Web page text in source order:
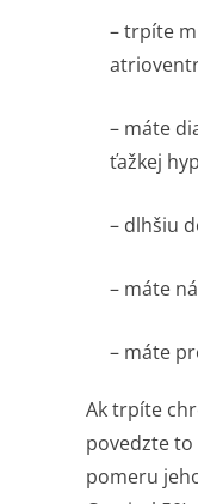
– trpíte
– máte
ťažkej
– dlhšiu
– máte
– máte
Ak trpíte
povedzte to
pomeru